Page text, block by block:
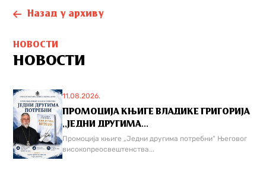
Назад у архиву
НОВОСТИ
НОВОСТИ
11.08.2026.
ПРОМОЦИЈА КЊИГЕ ВЛАДИКЕ ГРИГОРИЈА
,,ЈЕДНИ ДРУГИМА...
Промоција књиге „Једни другима потребни“ Његовог
високопреосвештенства...